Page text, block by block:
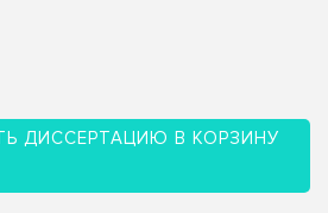
ДИССЕРТАЦИЮ В КОРЗИНУ